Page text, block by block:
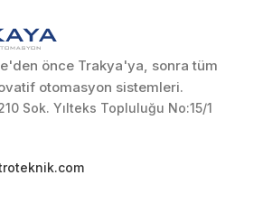
önce Trakya'ya, sonra tüm
otomasyon sistemleri.
Sok. Yılteks Topluluğu No:15/1